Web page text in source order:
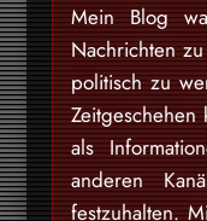
Mein Blog
Nachrichten
politisch zu
als
anderen
festzuhalten.